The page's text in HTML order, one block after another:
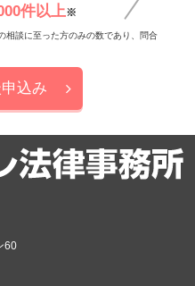
件以上※
談に至った方のみの数であり、問合
込み
60